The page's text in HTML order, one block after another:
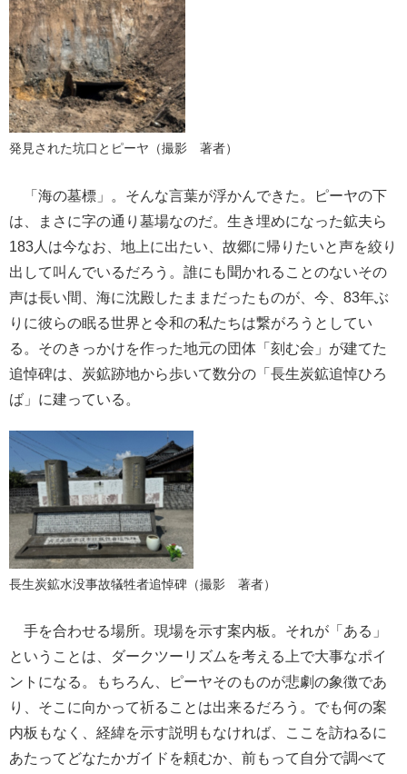
発見された坑口とピーヤ（撮影 著者）
「海の墓標」。そんな言葉が浮かんできた。ピーヤの下
は、まさに字の通り墓場なのだ。生き埋めになった鉱夫ら
183人は今なお、地上に出たい、故郷に帰りたいと声を絞り
出して叫んでいるだろう。誰にも聞かれることのないその
声は長い間、海に沈殿したままだったものが、今、83年ぶ
りに彼らの眠る世界と令和の私たちは繋がろうとしてい
る。そのきっかけを作った地元の団体「刻む会」が建てた
追悼碑は、炭鉱跡地から歩いて数分の「長生炭鉱追悼ひろ
ば」に建っている。
長生炭鉱水没事故犠牲者追悼碑（撮影 著者）
手を合わせる場所。現場を示す案内板。それが「ある」
ということは、ダークツーリズムを考える上で大事なポイ
ントになる。もちろん、ピーヤそのものが悲劇の象徴であ
り、そこに向かって祈ることは出来るだろう。でも何の案
内板もなく、経緯を示す説明もなければ、ここを訪ねるに
あたってどなたかガイドを頼むか、前もって自分で調べて